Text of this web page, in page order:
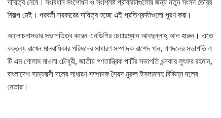
দায়িত্ব নেবে। সংবিধান সংশোধন ও সংশ্লিষ্ট প্রক্রিয়াগুলোর জন্য নতুন সংসদ তৈরির
বিকল্প নেই। পরবর্তী সরকারের দায়িত্ব হচ্ছে এই প্রতিশ্রুতিগুলো পূরণ করা।
আলোচনাসভার সভাপতিত্ব করেন এনডিপির চেয়ারম্যান আবদুল্লাহ্ আল হারুন। এতে
বক্তব্য রাখেন মানবাধিকার পরিষদের সাধারণ সম্পাদক রাশেদ খান, গণদলের সভাপতি এ
টি এম গোলাম মাওলা চৌধুরী, জাতীয় গণতান্ত্রিক পার্টির সভাপতি খন্দকার লুৎফর রহমান,
বাংলাদেশ সাম্যবাদী দলের সাধারণ সম্পাদক সৈয়দ নুরুল ইসলামসহ বিভিন্ন দলের
নেতারা।